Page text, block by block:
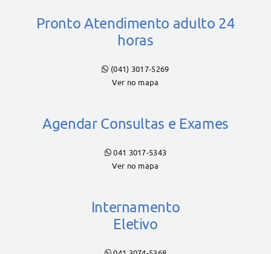
Pronto Atendimento adulto 24
horas
(041) 3017-5269
Ver no mapa
Agendar Consultas e Exames
041 3017-5343
Ver no mapa
Internamento
Eletivo